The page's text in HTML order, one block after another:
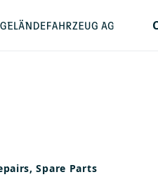
Spare Parts